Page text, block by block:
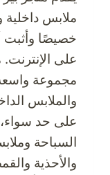
فورية
ملابس
خصيصًا وأثبت
على
مجموعة
والملابس
على حد سواء،
السباحة
والأحذية